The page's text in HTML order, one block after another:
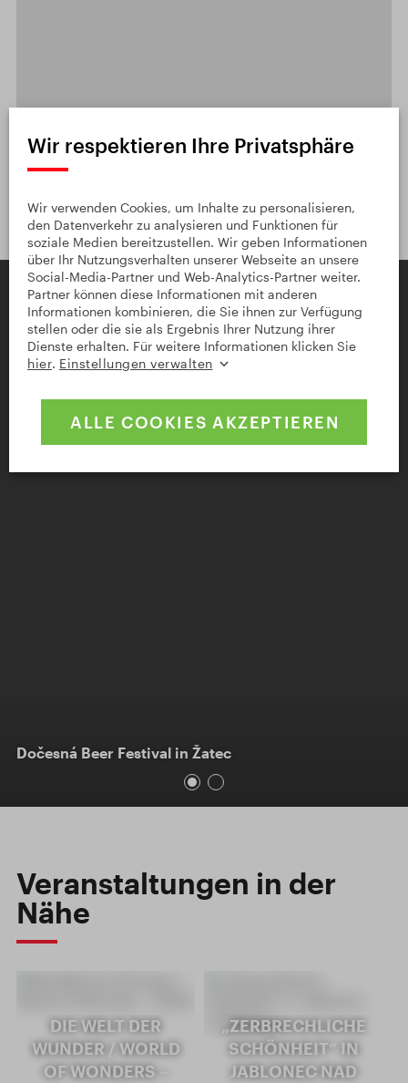
DETAILLIERTE KARTE ÖFFNEN
Auf Google Maps anzeigen
Dočesná Beer Festival in Žatec
Veranstaltungen in der
Nähe
DIE WELT DER
WUNDER / WORLD
OF WONDERS –
„ZERBRECHLICHE
SCHÖNHEIT“ IN
JABLONEC NAD
Wir respektieren Ihre Privatsphäre
Wir verwenden Cookies, um Inhalte zu personalisieren,
den Datenverkehr zu analysieren und Funktionen für
soziale Medien bereitzustellen. Wir geben Informationen
über Ihr Nutzungsverhalten unserer Webseite an unsere
Social-Media-Partner und Web-Analytics-Partner weiter.
Partner können diese Informationen mit anderen
Informationen kombinieren, die Sie ihnen zur Verfügung
stellen oder die sie als Ergebnis Ihrer Nutzung ihrer
Dienste erhalten. Für weitere Informationen klicken Sie
hier. Einstellungen verwalten
ALLE COOKIES AKZEPTIEREN